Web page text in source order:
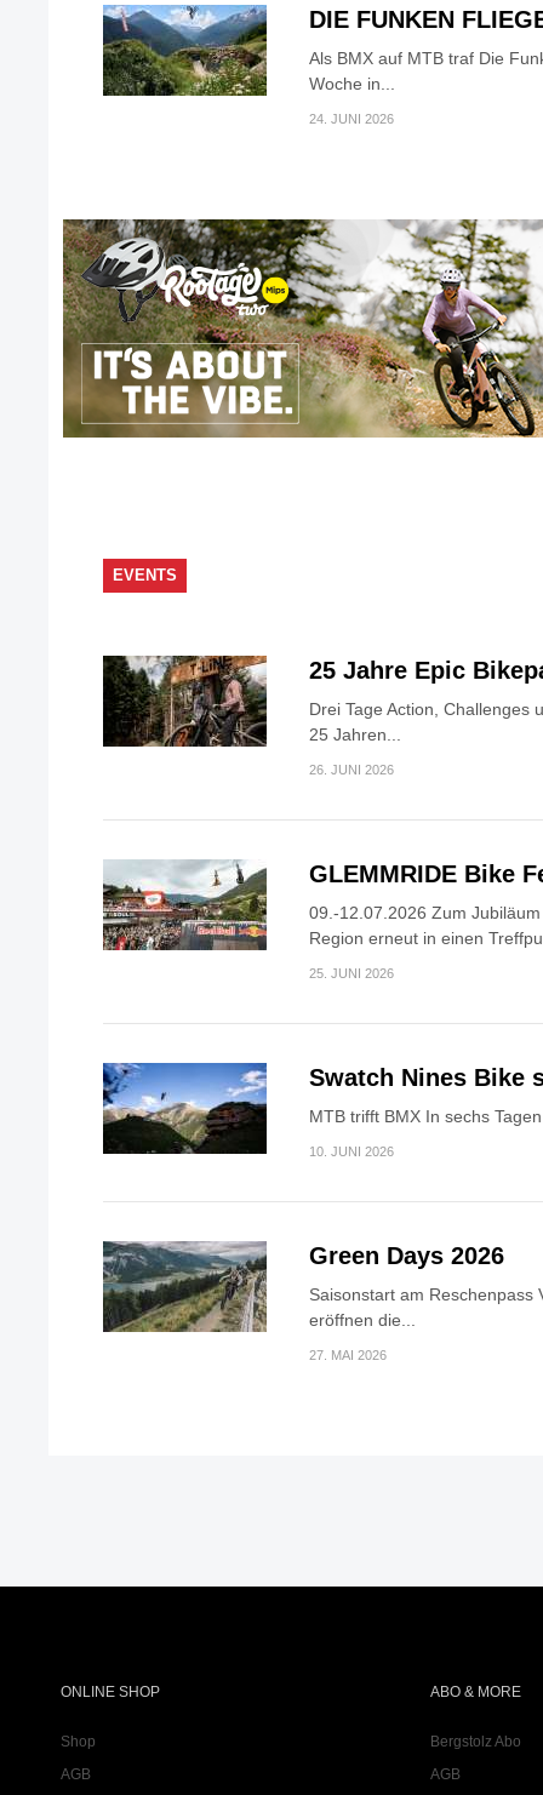
DIE FUNKEN
Als BMX auf MTB traf Die
Woche in...
24. JUNI 2026
EVENTS
25 Jahre Epic
Drei Tage Action, Challenges
25 Jahren...
26. JUNI 2026
GLEMMRIDE Bike
09.-12.07.2026 Zum
Region erneut in einen
25. JUNI 2026
Swatch Nines Bike
MTB trifft BMX In sechs
10. JUNI 2026
Green Days 2026
Saisonstart am Reschenpass
eröffnen die...
27. MAI 2026
ONLINE SHOP
Shop
AGB
ABO & MORE
Bergstolz Abo
AGB